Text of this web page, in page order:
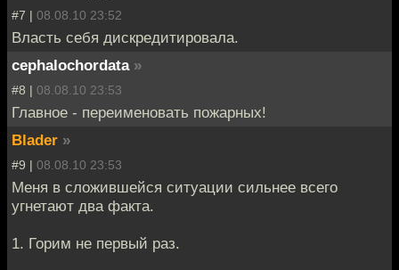
#7 | 08.08.10 23:52
Власть себя дискредитировала.
cephalochordata »
#8 | 08.08.10 23:53
Главное - переименовать пожарных!
Blader »
#9 | 08.08.10 23:53
Меня в сложившейся ситуации сильнее всего
угнетают два факта.
1. Горим не первый раз.